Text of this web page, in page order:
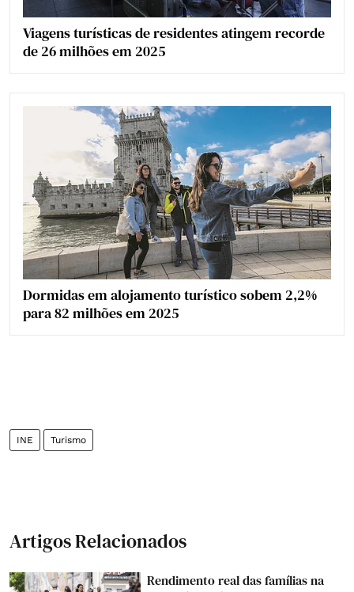
Viagens turísticas de residentes atingem recorde
de 26 milhões em 2025
Dormidas em alojamento turístico sobem 2,2%
para 82 milhões em 2025
INE Turismo
Artigos Relacionados
Rendimento real das famílias na